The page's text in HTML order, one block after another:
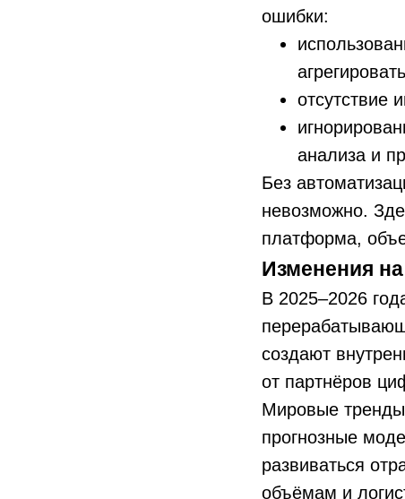
ошибки:
отсутствие
анализа и
Без
невозможно.
платформа,
Изменения
В 2025–2026
создают
от партнёров
Мировые тренды
прогнозные
развиваться
объёмам и